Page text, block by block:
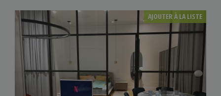
AJOUTER À LA LISTE